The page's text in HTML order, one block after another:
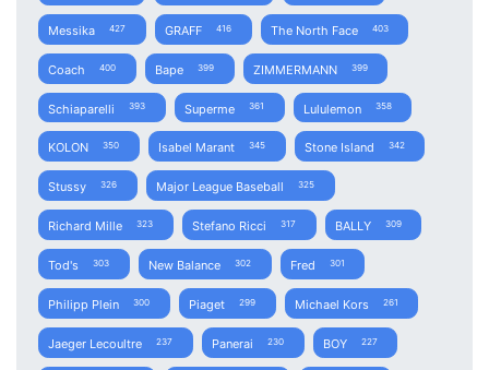
Messika 427 GRAFF 416 The North Face 403
Coach 400 Bape 399 ZIMMERMANN 399
Schiaparelli 393 Superme 361 Lululemon 358
KOLON 350 Isabel Marant 345 Stone Island 342
Stussy 326 Major League Baseball 325
Richard Mille 323 Stefano Ricci 317 BALLY 309
Tod's 303 New Balance 302 Fred 301
Philipp Plein 300 Piaget 299 Michael Kors 261
Jaeger Lecoultre 237 Panerai 230 BOY 227